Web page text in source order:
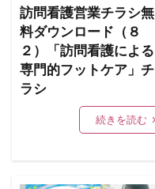
訪問看護営業チラシ無
料ダウンロード（８
２）「訪問看護による
専門的フットケア」チ
ラシ
続きを読む